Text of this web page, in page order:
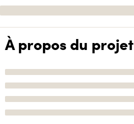
À propos du projet